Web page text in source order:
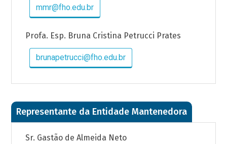
mmr@fho.edu.br
Profa. Esp. Bruna Cristina Petrucci Prates
brunapetrucci@fho.edu.br
Representante da Entidade Mantenedora
Sr. Gastão de Almeida Neto